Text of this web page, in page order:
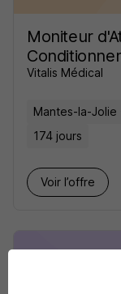
Moniteur
Vitalis Médical
Mantes-la-Jolie
174 jours
Voir l’offre